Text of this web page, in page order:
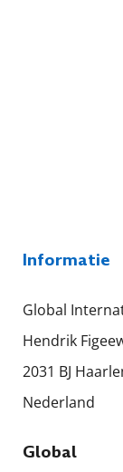
Informatie
Global
Hendrik
2031 BJ
Nederland
Global